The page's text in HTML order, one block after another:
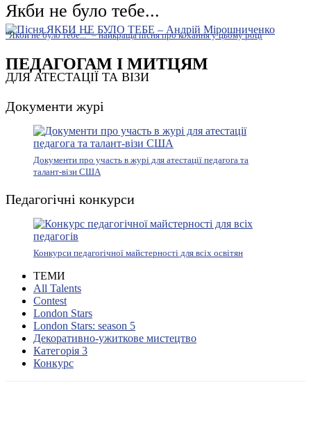
Якби не було тебе...
"Якби не було тебе..." – найкраща пісня про кохання у цьому році
ПЕДАГОГАМ І МИТЦЯМ
ДЛЯ АТЕСТАЦІЇ ТА ВІЗИ
Документи журі
Документи про участь в журі для атестації педагога та
талант-візи США
Педагогічні конкурси
Конкурси педагогічної майстерності для всіх освітян
ТЕМИ
All Talents
Contest
London Stars
London Stars: season 5
Декоративно-ужиткове мистецтво
Категорія 3
Конкурс